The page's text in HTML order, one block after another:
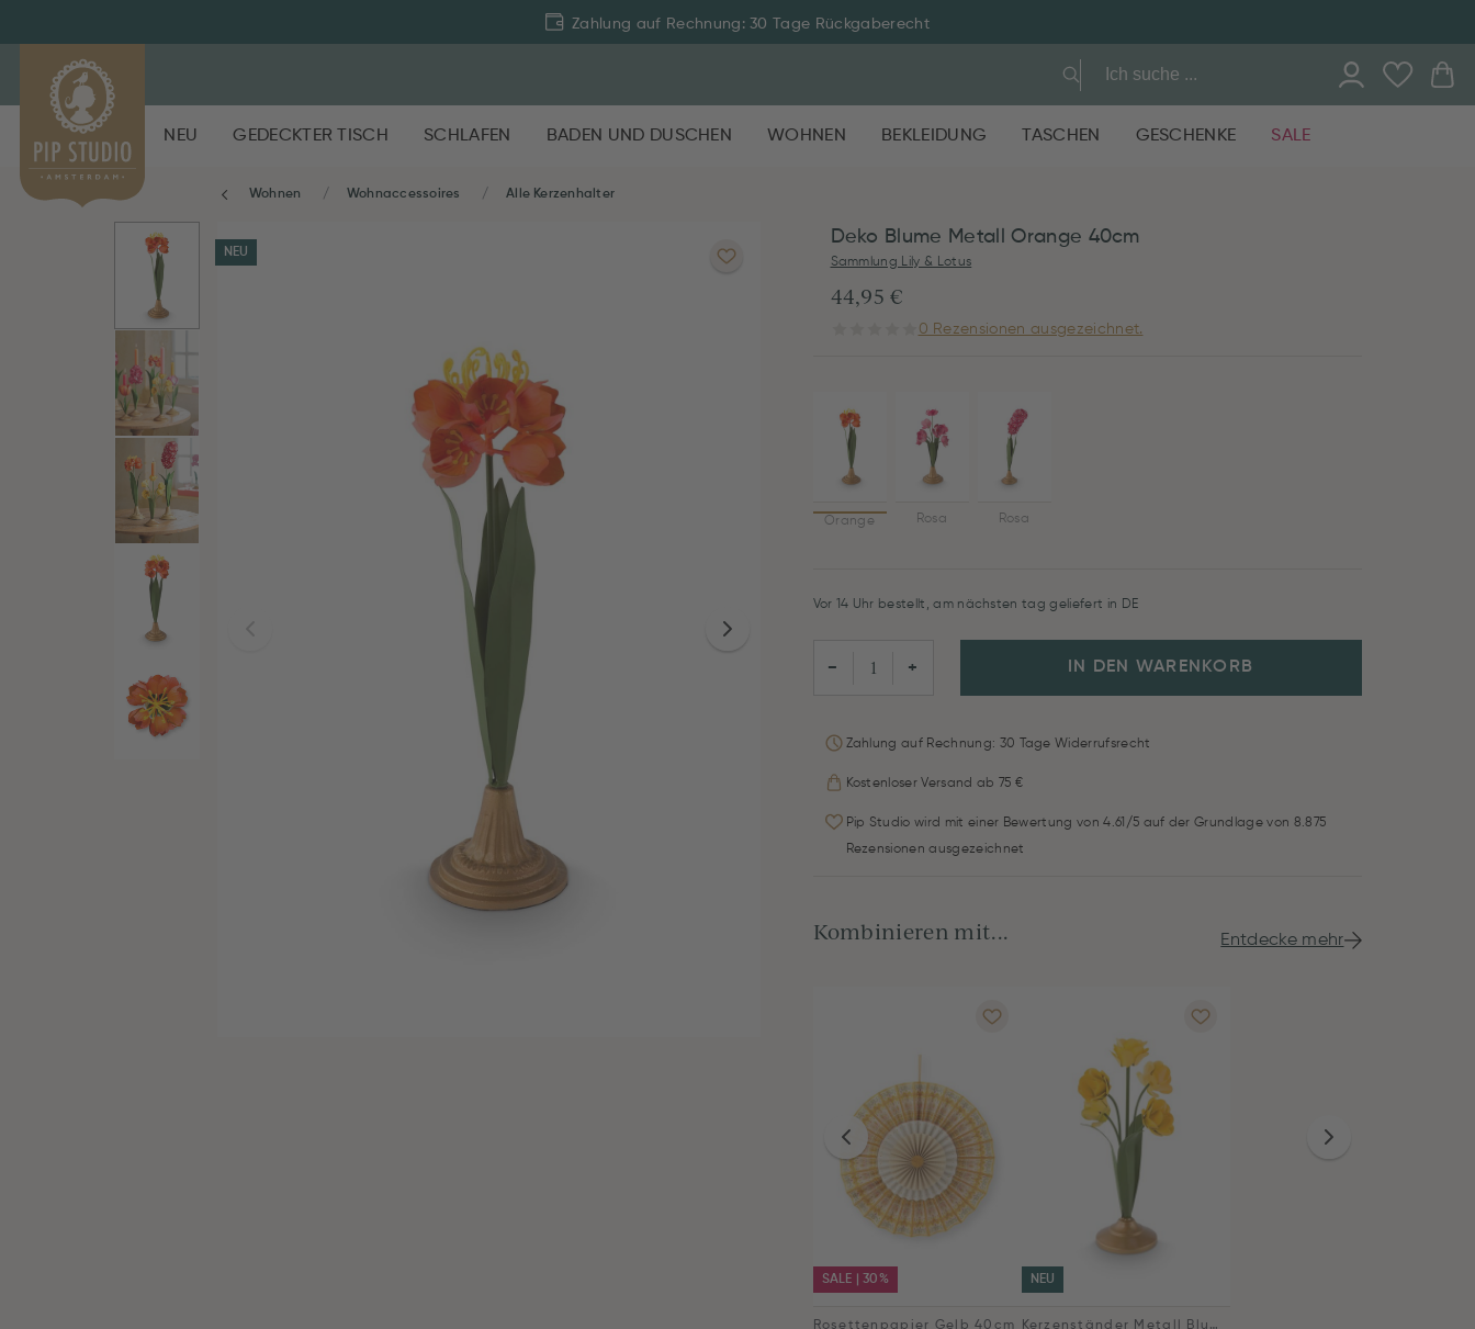
Zahlung auf Rechnung: 30 Tage Rückgaberecht
NEU GEDECKTER TISCH SCHLAFEN BADEN UND DUSCHEN WOHNEN BEKLEIDUNG TASCHEN GESCHENKE SALE
Wohnen Wohnaccessoires Alle Kerzenhalter
NEU
Deko Blume Metall Orange 40cm
Sammlung Lily & Lotus
44,95 €
0 Rezensionen ausgezeichnet.
Orange Rosa Rosa
Vor 14 Uhr bestellt, am nächsten tag geliefert in DE
− + IN DEN WARENKORB
Zahlung auf Rechnung: 30 Tage Widerrufsrecht
Kostenloser Versand ab 75 €
Pip Studio wird mit einer Bewertung von 4.61/5 auf der Grundlage von 8.875
Rezensionen ausgezeichnet
Kombinieren mit... Entdecke mehr
SALE | 30%
Rosettenpapier Gelb 40cm
NEU
Kerzenständer Metall Blume Gelb 27.5cm